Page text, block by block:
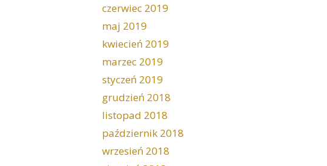
czerwiec 2019
maj 2019
kwiecień 2019
marzec 2019
styczeń 2019
grudzień 2018
listopad 2018
październik 2018
wrzesień 2018